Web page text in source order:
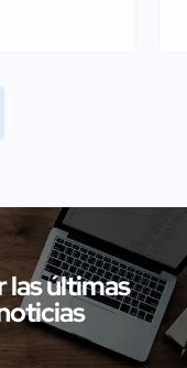
de
las últimas